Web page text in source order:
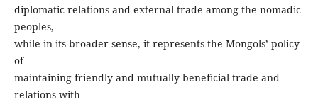
diplomatic relations and external trade among the nomadic
peoples,
while in its broader sense, it represents the Mongols’ policy
of
maintaining friendly and mutually beneficial trade and
relations with